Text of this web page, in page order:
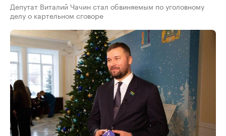
Депутат Виталий Чачин стал обвиняемым по уголовному
делу о картельном сговоре